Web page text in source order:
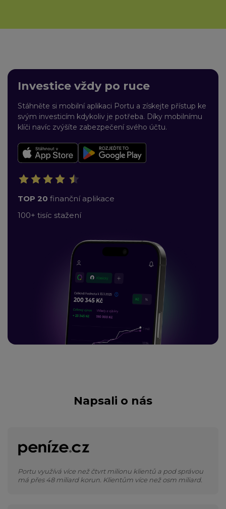
Investice vždy po ruce
Stáhněte si mobilní aplikaci Portu a získejte přístup ke
svým investicím kdykoliv je potřeba. Díky mobilnímu
klíči navíc zvýšíte zabezpečení svého účtu.
TOP 20 finanční aplikace
100+ tisíc stažení
Napsali o nás
Portu využívá více než čtvrt milionu klientů a pod správou
má přes 48 miliard korun. Klientům více než osm miliard.